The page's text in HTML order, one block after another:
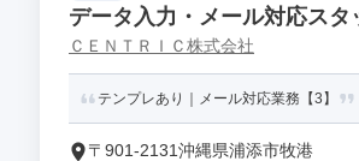
データ入力・メール対応スタ
ＣＥＮＴＲＩＣ株式会社
テンプレあり｜メール対応業務【3】
〒901-2131沖縄県浦添市牧港